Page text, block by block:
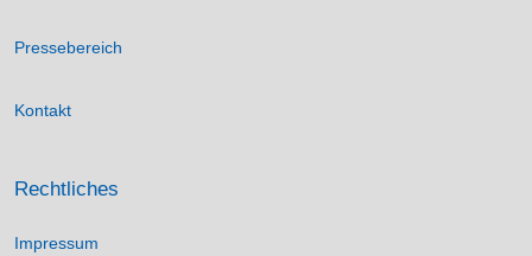
Pressebereich
Kontakt
Rechtliches
Impressum